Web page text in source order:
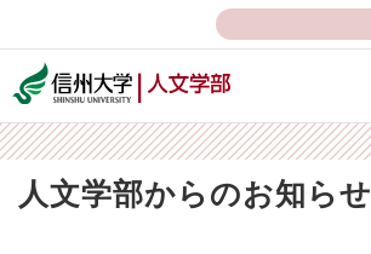
人文学部からのお知らせ